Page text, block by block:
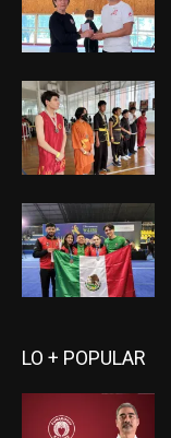
LO + POPULAR